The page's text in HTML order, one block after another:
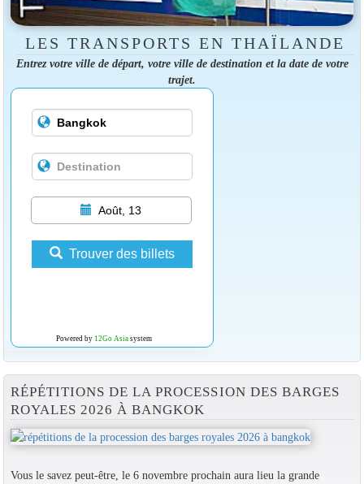
LES TRANSPORTS EN THAÏLANDE
Entrez votre ville de départ, votre ville de destination et la date de votre
trajet.
Août, 13
Trouver des billets
Powered by 12Go Asiasystem
RÉPÉTITIONS DE LA PROCESSION DES BARGES
ROYALES 2026 À BANGKOK
Vous le savez peut-être, le 6 novembre prochain aura lieu la grande